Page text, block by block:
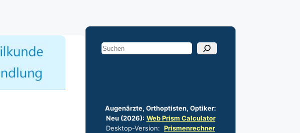
S
Augenärzte, Orth­­optisten, Optiker:
Neu (2026): Web Prism Calculator
Desktop-Version: Prismen­­rechner